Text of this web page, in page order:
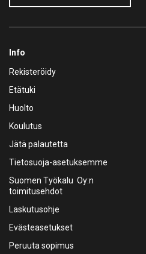
Info
Rekisteröidy
Etätuki
Huolto
Koulutus
Jätä palautetta
Tietosuoja-asetuksemme
Suomen Työkalu Oy:n
toimitusehdot
Laskutusohje
Evästeasetukset
Peruuta sopimus